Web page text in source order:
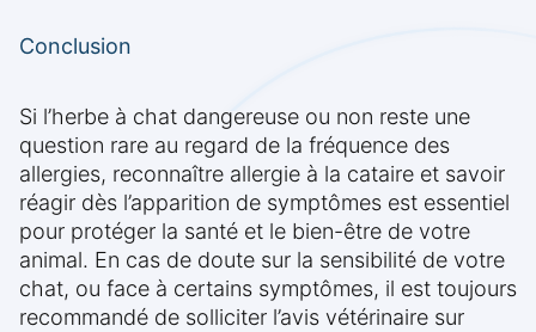
Conclusion
Si l’herbe à chat dangereuse ou non reste une
question rare au regard de la fréquence des
allergies, reconnaître allergie à la cataire et savoir
réagir dès l’apparition de symptômes est essentiel
pour protéger la santé et le bien-être de votre
animal. En cas de doute sur la sensibilité de votre
chat, ou face à certains symptômes, il est toujours
recommandé de solliciter l’avis vétérinaire sur